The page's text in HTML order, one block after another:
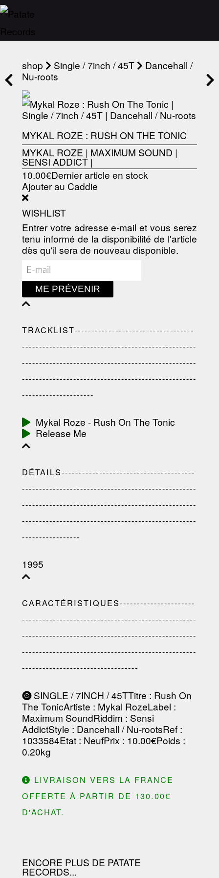
shop Single / 7inch / 45T
Dancehall /
Nu-roots
MYKAL ROZE : RUSH ON THE TONIC
MYKAL ROZE | MAXIMUM SOUND |
SENSI ADDICT|
10.00€Dernier article en stock
Ajouter au Caddie
WISHLIST
Entrer votre adresse e-mail et vous serez
tenu informé de la disponibilité de l'article
dès qu'il sera de nouveau disponible.
ME PRÉVENIR
TRACKLIST-----------------------------------
---------------------------------------------------
---------------------------------------------------
---------------------------------------------------
---------------------
Mykal Roze - Rush On The Tonic
Release Me
DÉTAILS---------------------------------------
---------------------------------------------------
---------------------------------------------------
---------------------------------------------------
-----------------
1995
CARACTÉRISTIQUES----------------------
---------------------------------------------------
---------------------------------------------------
---------------------------------------------------
----------------------------------
SINGLE / 7INCH / 45TTitre : Rush On
The TonicArtiste : Mykal RozeLabel :
Maximum SoundRiddim : Sensi
AddictStyle : Dancehall / Nu-rootsRef:
1033584Etat: NeufPrix : 10.00€Poids :
0.20kg
LIVRAISON VERS LA FRANCE
OFFERTE À PARTIR DE 130.00€
D'ACHAT.
ENCORE PLUS DE PATATE
RECORDS...